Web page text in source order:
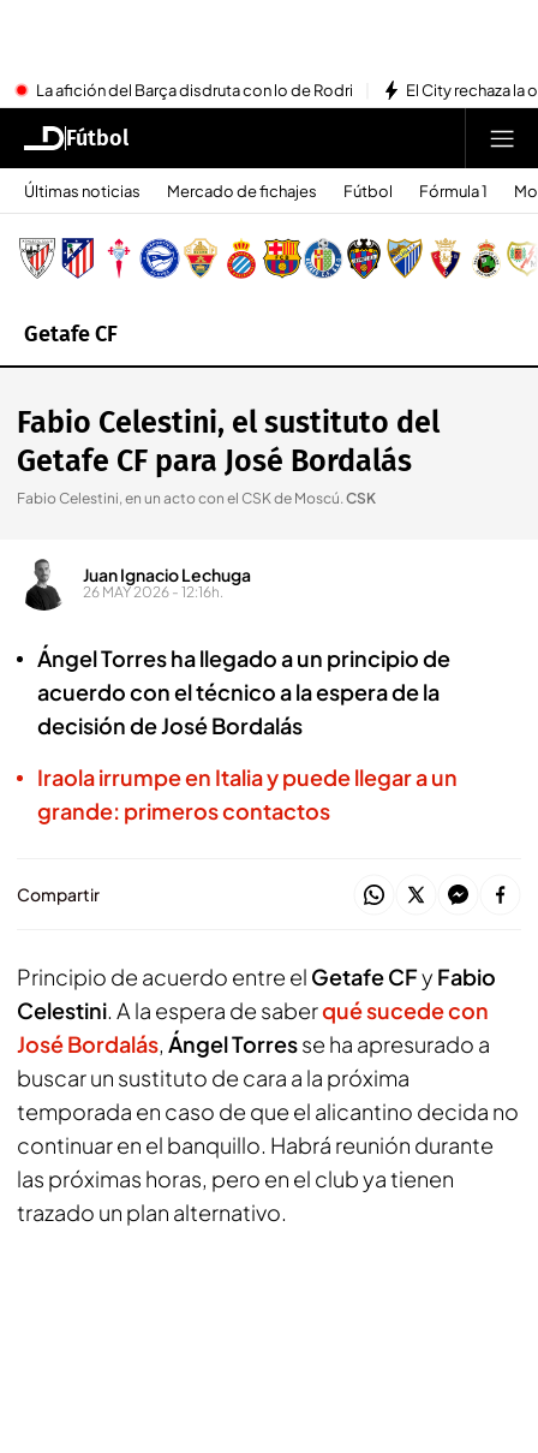
La afición del Barça disdruta con lo de Rodri El City rechaza la
Fútbol
Últimas noticias Mercado de fichajes Fútbol Fórmula 1
Getafe CF
Fabio Celestini, el sustituto del
Getafe CF para José Bordalás
Fabio Celestini, en un acto con el CSK de Moscú.CSK
Juan Ignacio Lechuga
26 MAY 2026 - 12:16h.
Ángel Torres ha llegado a un principio de
acuerdo con el técnico a la espera de la
decisión de José Bordalás
Iraola irrumpe en Italia y puede llegar a un
grande: primeros contactos
Compartir
Principio de acuerdo entre el Getafe CFy Fabio
Celestini. A la espera de saberqué sucede con
José Bordalás, Ángel Torresse ha apresurado a
buscar un sustituto de cara a la próxima
temporada en caso de que el alicantino decida no
continuar en el banquillo. Habrá reunión durante
las próximas horas, pero en el club ya tienen
trazado un plan alternativo.